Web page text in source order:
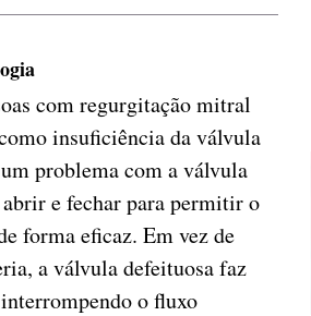
com regurgitação mitral
insuficiência da válvula
problema com a válvula
e fechar para permitir o
forma eficaz. Em vez de
a válvula defeituosa faz
o fluxo